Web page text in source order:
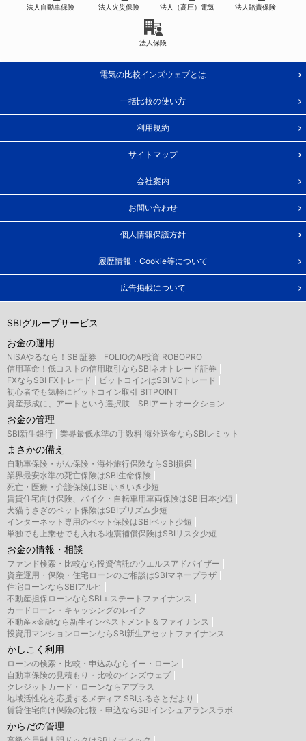
法人自動車保険 法人火災保険 法人（高圧）電気 法人賠責保険
法人保険
電気の比較インズウェブとは
一括比較の使い方
利用規約
サイトマップ
会社案内
お問い合わせ
個人情報保護方針
履歴情報・Cookie等について
広告掲載について
SBIグループサービス
お金の運用
NISAやるなら！SBI証券
FOLIOのAI投資 ROBOPRO
信用革命！低コストの信用取引ならSBIネオトレード証券
FXならSBI FXトレード
ビットコインはSBI VCトレード
初心者でも気軽にビットコイン取引 BITPOINT
資産形成に、アートという選択肢 SBIアートオークション
お金の管理
SBI新生銀行 業界最低水準の手数料 海外送金ならSBIレミット
まさかの備え
自動車保険・がん保険・海外旅行保険ならSBI損保
業界最安水準の死亡保険はSBI生命保険
死亡・医療・介護保険はSBIいきいき少短
賃貸住宅向け保険、バイク・自転車用車両保険はSBI日本少短
犬猫うさぎのペット保険はSBIプリズム少短
インターネット専用のペット保険はSBIペット少短
単独でも上乗せでも入れる地震補償保険はSBIリスタ少短
お金の情報・相談
ファンド検索・比較なら投資信託のウエルスアドバイザー
資産運用・保険・住宅ローンのご相談はSBIマネープラザ
住宅ローンならSBIアルヒ
不動産担保ローンならSBIエステートファイナンス
カードローン・キャッシングのレイク
不動産×金融なら新生インベストメント＆ファイナンス
投資用マンションローンならSBI新生アセットファイナンス
かしこく利用
ローンの検索・比較・申込みならイー・ローン
自動車保険の見積もり・比較のインズウェブ
クレジットカード・ローンならアプラス
地域活性化を応援するメディア SBIふるさとだより
賃貸住宅向け保険の比較・申込ならSBIインシュアランスラボ
からだの管理